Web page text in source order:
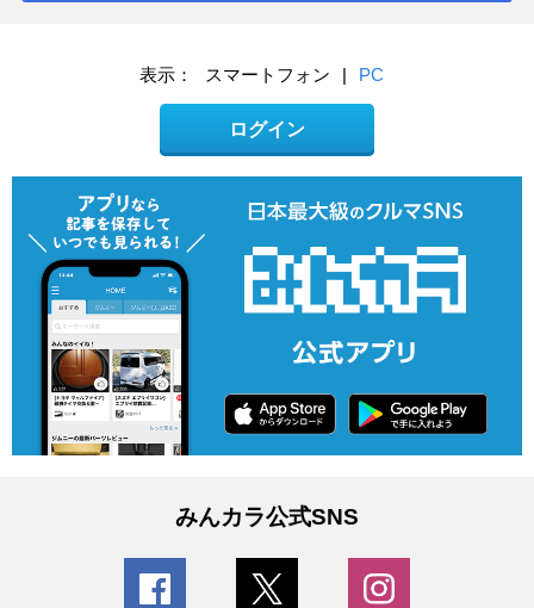
表示： スマートフォン | PC
ログイン
みんカラ公式SNS